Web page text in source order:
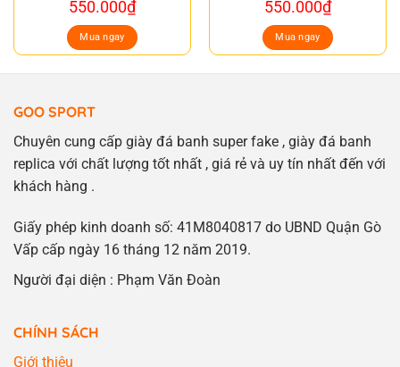
550.000₫
Mua ngay
550.000₫
Mua ngay
GOO SPORT
Chuyên cung cấp giày đá banh super fake , giày đá banh
replica với chất lượng tốt nhất , giá rẻ và uy tín nhất đến với
khách hàng .
Giấy phép kinh doanh số: 41M8040817 do UBND Quận Gò
Vấp cấp ngày 16 tháng 12 năm 2019.
Người đại diện : Phạm Văn Đoàn
CHÍNH SÁCH
Giới thiệu